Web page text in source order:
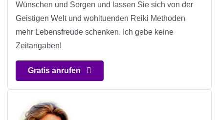
Wünschen und Sorgen und lassen Sie sich von der
Geistigen Welt und wohltuenden Reiki Methoden
mehr Lebensfreude schenken. Ich gebe keine
Zeitangaben!
Gratis anrufen